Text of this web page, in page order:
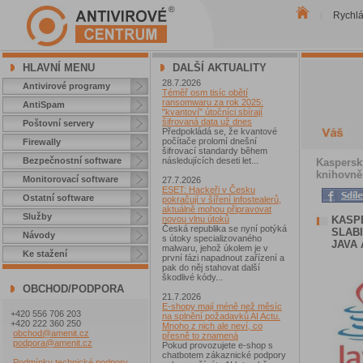
HLAVNÍ MENU
Antivirové programy
AntiSpam
Poštovní servery
Firewally
Bezpečnostní software
Monitorovací software
Ostatní software
Služby
Návody
Ke stažení
OBCHOD/PODPORA
+420 556 706 203
+420 222 360 250
obchod@amenit.cz
podpora@amenit.cz
DALŠÍ AKTUALITY
28.7.2026
Téměř osm tisíc obětí
ransomwaru za rok 2025:
"kvantoví" útočníci sbírají
šifrovaná data už dnes
Předpokládá se, že kvantové
počítače prolomí dnešní
šifrovací standardy během
následujících deseti let...
27.7.2026
ESET: Hackeři v Česku
pokračují v šíření infostealerů,
aktuálně mohou připravovat
novou vlnu útoků
Česká republika se nyní potýká
s útoky specializovaného
malwaru, jehož úkolem je v
první fázi napadnout zařízení a
pak do něj stahovat další
škodlivé kódy...
21.7.2026
E-shopy mají méně než měsíc
na splnění požadavků AI Actu.
Mnoho z nich ale neví, co
přesně to znamená
Pokud provozujete e-shop s
chatbotem zákaznické podpory
JAVA